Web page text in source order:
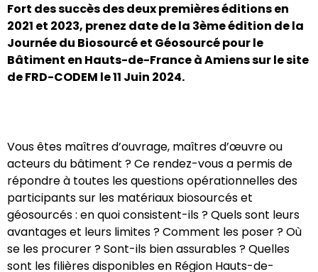
Fort des succès des deux premières éditions en
2021 et 2023, prenez date de la 3ème édition de la
Journée du Biosourcé et Géosourcé pour le
Bâtiment en Hauts-de-France à Amiens sur le site
de FRD-CODEM le 11 Juin 2024.
Vous êtes maîtres d’ouvrage, maîtres d’œuvre ou
acteurs du bâtiment ? Ce rendez-vous a permis de
répondre à toutes les questions opérationnelles des
participants sur les matériaux biosourcés et
géosourcés : en quoi consistent-ils ? Quels sont leurs
avantages et leurs limites ? Comment les poser ? Où
se les procurer ? Sont-ils bien assurables ? Quelles
sont les filières disponibles en Région Hauts-de-